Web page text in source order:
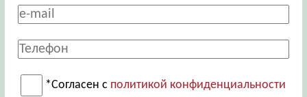
*Согласен с политикой конфиденциальности